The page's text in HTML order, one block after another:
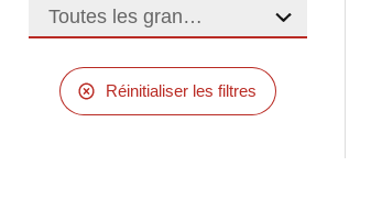
Toutes les granularités
Réinitialiser les filtres